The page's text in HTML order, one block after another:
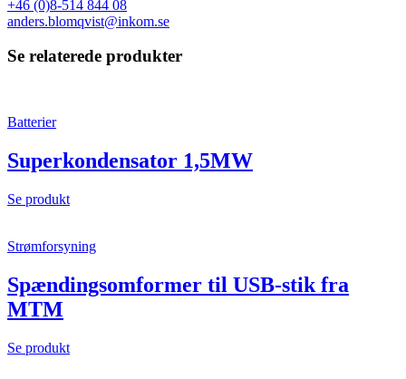
+46 (0)8-514 844 08
anders.blomqvist@inkom.se
Se relaterede produkter
Batterier
Superkondensator 1,5MW
Se produkt
Strømforsyning
Spændingsomformer til USB-stik fra
MTM
Se produkt